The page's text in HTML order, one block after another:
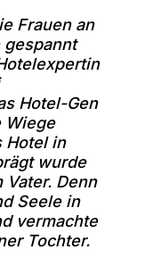
Frauen an
gespannt
Hotel-Gen
Wiege
Hotel in
wurde
Denn
Seele in
vermachte
Tochter.